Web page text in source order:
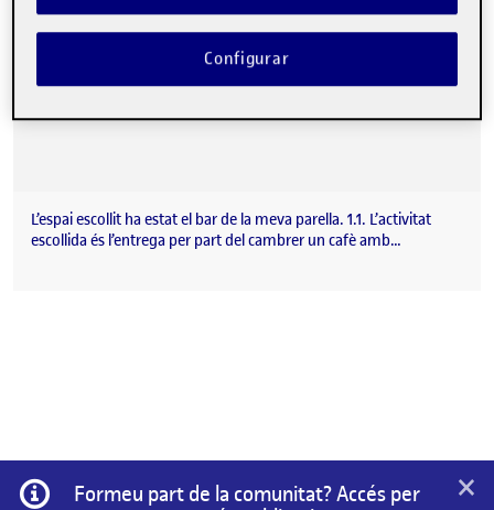
L’espai escollit ha estat el bar de la meva parella. 1.1. L’activitat
escollida és l’entrega per part del cambrer un cafè amb…
Informació
Formeu part de la comunitat? Accés per
×
Configurar